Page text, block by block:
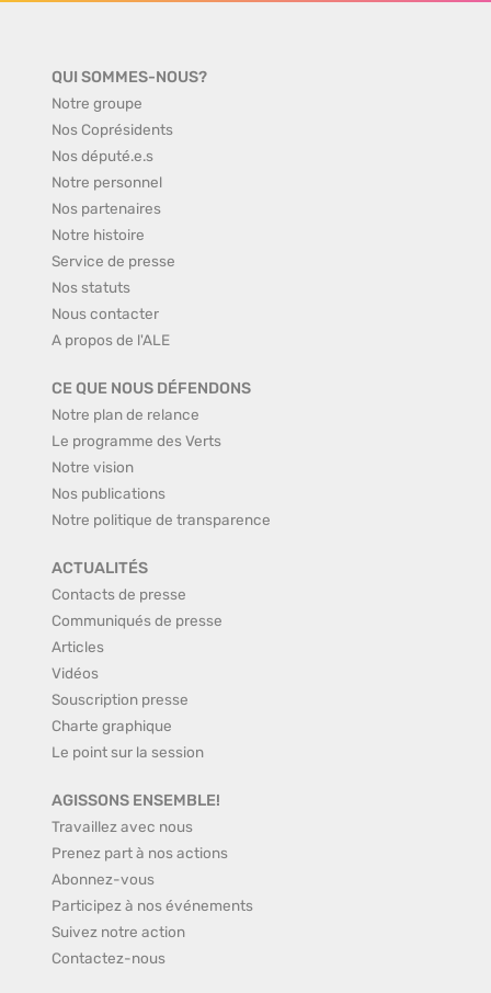
QUI SOMMES-NOUS?
Notre groupe
Nos Coprésidents
Nos député.e.s
Notre personnel
Nos partenaires
Notre histoire
Service de presse
Nos statuts
Nous contacter
A propos de l'ALE
CE QUE NOUS DÉFENDONS
Notre plan de relance
Le programme des Verts
Notre vision
Nos publications
Notre politique de transparence
ACTUALITÉS
Contacts de presse
Communiqués de presse
Articles
Vidéos
Souscription presse
Charte graphique
Le point sur la session
AGISSONS ENSEMBLE!
Travaillez avec nous
Prenez part à nos actions
Abonnez-vous
Participez à nos événements
Suivez notre action
Contactez-nous